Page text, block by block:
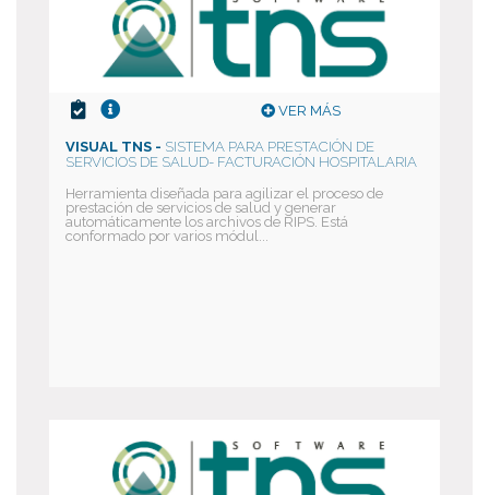
VER MÁS
VISUAL TNS - SISTEMA PARA PRESTACIÓN DE
SERVICIOS DE SALUD- FACTURACIÓN HOSPITALARIA
Herramienta diseñada para agilizar el proceso de
prestación de servicios de salud y generar
automáticamente los archivos de RIPS. Está
conformado por varios módul...